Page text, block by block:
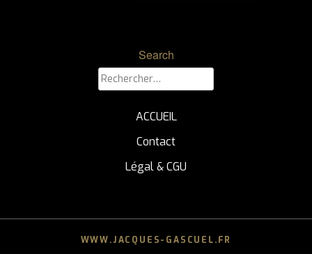
Search
Rechercher :
ACCUEIL
Contact
Légal & CGU
WWW.JACQUES-GASCUEL.FR